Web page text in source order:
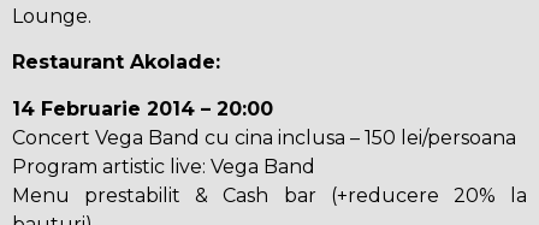
Lounge.
Restaurant Akolade:
14 Februarie 2014 – 20:00
Concert Vega Band cu cina inclusa – 150 lei/persoana
Program artistic live: Vega Band
Menu prestabilit & Cash bar (+reducere 20% la